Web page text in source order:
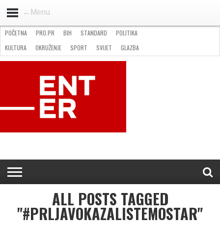
←Menu
STANDARD
GOSPODARSTVO
OKRUŽENJE
POČETNA PRO.PR BIH STANDARD
POLITIKA
KULTURA
OKRUŽENJE SPORT SVIJET
GLAZBA
NATJEČAJI
FILMING LOCATION IN BH KONTAKT
ALL POSTS TAGGED
"#PRLJAVOKAZALISTEMOSTAR"